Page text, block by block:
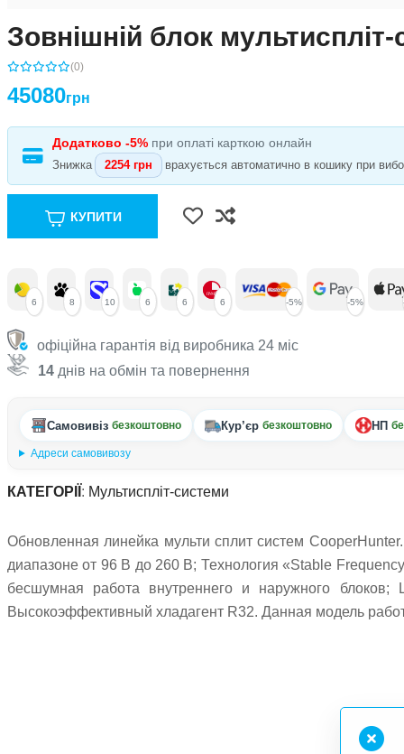
Зовнішній блок
(0)
45080грн
Додатково -5% при оплаті карткою онлайн
Знижка 2254 грн врахується автоматично в кошику при
КУПИТИ
6 8 10 6 6 6 -5% -5%
офіційна гарантія від виробника 24 міс
14 днів на обмін та повернення
Самовивіз безкоштовно Кур’єр безкоштовно НП
Адреси самовивозу
КАТЕГОРІЇ : Мультиспліт-системи
Обновленная линейка мульти сплит систем
диапазоне от 96 В до 260 В; Технология «Stable
бесшумная работа внутреннего и наружного
Высокоэффективный хладагент R32. Данная модель